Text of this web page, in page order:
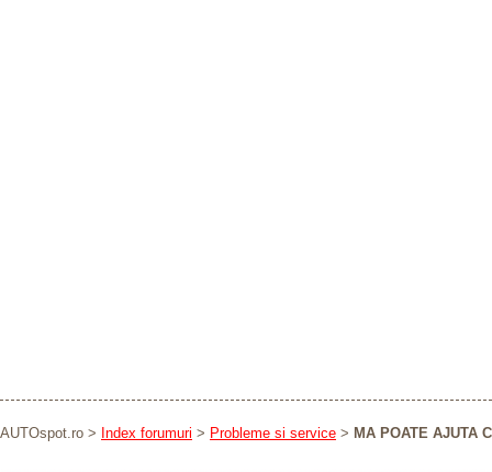
AUTOspot.ro > Index forumuri > Probleme si service > MA POATE AJUTA